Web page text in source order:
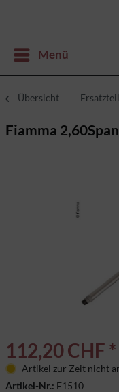
Menü
Übersicht
Fiamma
112,20 CHF *
Artikel zur Zeit nicht
Artikel-Nr.: E1510